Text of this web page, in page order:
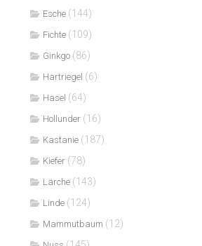
Esche (144)
Fichte (109)
Ginkgo (86)
Hartriegel (6)
Hasel (64)
Hollunder (16)
Kastanie (187)
Kiefer (78)
Lärche (143)
Linde (124)
Mammutbaum (12)